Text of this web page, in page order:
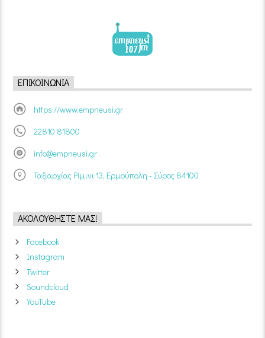
ΕΠΙΚΟΙΝΩΝΊΑ
https://www.empneusi.gr
22810 81800
info@empneusi.gr
Ταξιαρχίας Ρίμινι 13, Ερμούπολη - Σύρος 84100
ΑΚΟΛΟΥΘΉΣΤΕ ΜΑΣ!
Facebook
Instagram
Twitter
Soundcloud
YouTube